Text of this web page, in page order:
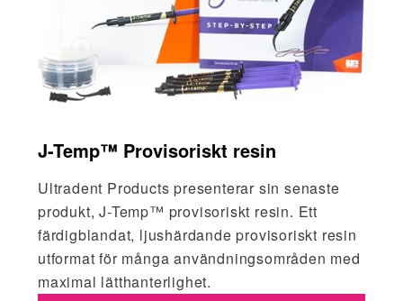
J-Temp™ Provisoriskt resin
Ultradent Products presenterar sin senaste
produkt, J-Temp™ provisoriskt resin. Ett
färdigblandat, ljushärdande provisoriskt resin
utformat för många användningsområden med
maximal lätthanterlighet.